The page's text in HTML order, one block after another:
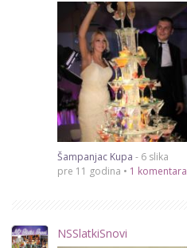
Šampanjac Kupa - 6 slika
pre 11 godina • 1 komentara
NSSlatkiSnovi